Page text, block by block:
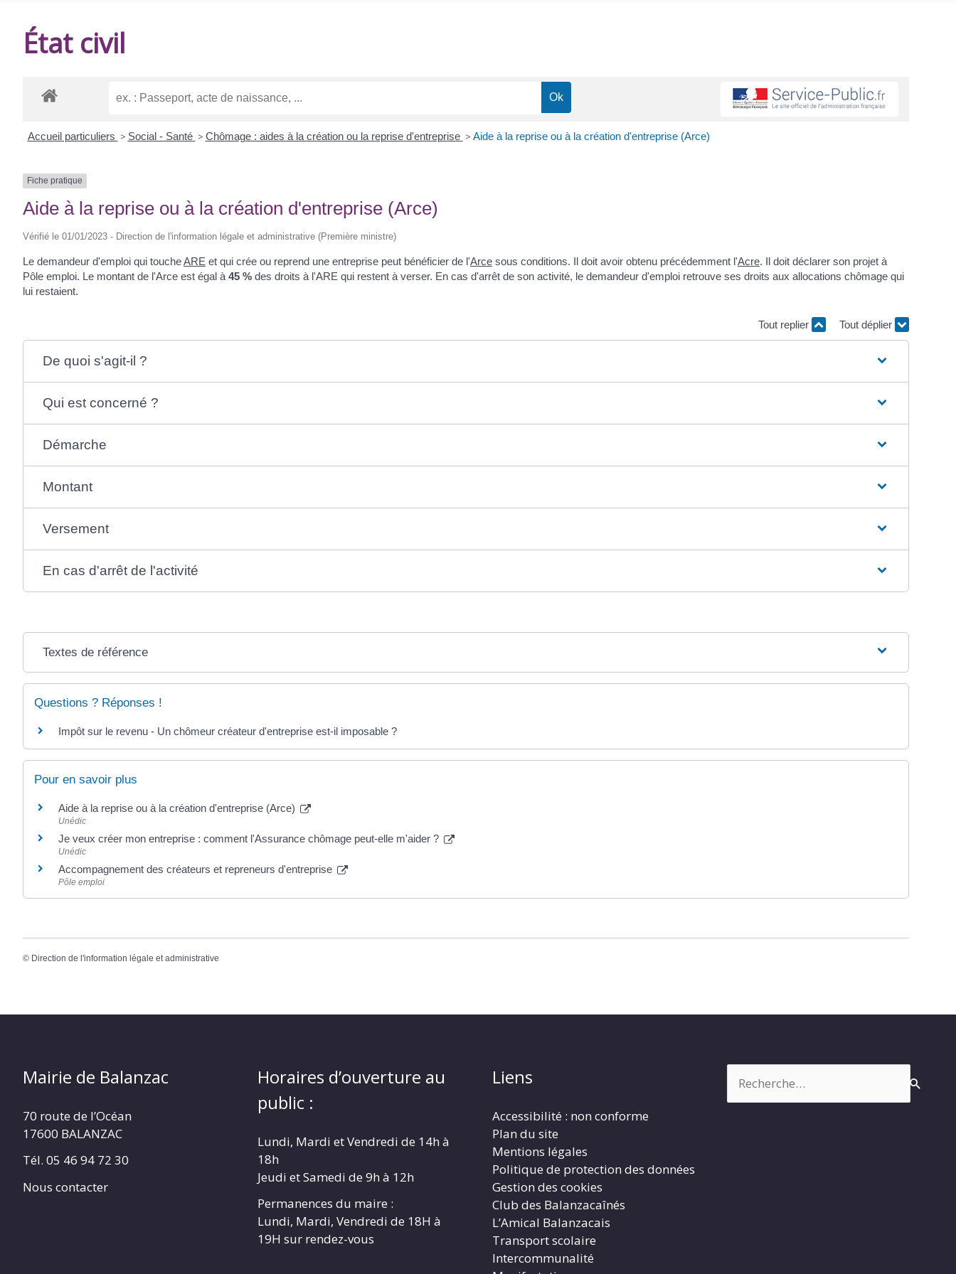
État civil
Accueil particuliers > Social - Santé > Chômage : aides à la création ou la reprise d'entreprise > Aide à la reprise ou à la création d'entreprise (Arce)
Fiche pratique
Aide à la reprise ou à la création d'entreprise (Arce)
Vérifié le 01/01/2023 - Direction de l'information légale et administrative (Première ministre)
Le demandeur d'emploi qui toucheARE et qui crée ou reprend une entreprise peut bénéficier de l'Arce sous conditions. Il doit avoir obtenu précédemment l'Acre. Il doit déclarer son projet à
Pôle emploi. Le montant de l'Arce est égal à 45 % des droits à l'ARE qui restent à verser. En cas d'arrêt de son activité, le demandeur d'emploi retrouve ses droits aux allocations chômage qui
lui restaient.
Tout replier Tout déplier
De quoi s'agit-il ?
Qui est concerné ?
Démarche
Montant
Versement
En cas d'arrêt de l'activité
Textes de référence
Questions ? Réponses !
Impôt sur le revenu - Un chômeur créateur d'entreprise est-il imposable ?
Pour en savoir plus
Aide à la reprise ou à la création d'entreprise (Arce)
Unédic
Je veux créer mon entreprise : comment l'Assurance chômage peut-elle m'aider ?
Unédic
Accompagnement des créateurs et repreneurs d'entreprise
Pôle emploi
© Direction de l'information légale et administrative
Mairie de Balanzac
70 route de l’Océan
17600 BALANZAC
Tél. 05 46 94 72 30
Nous contacter
Horaires d’ouverture au
public :
Lundi, Mardi et Vendredi de 14h à
18h
Jeudi et Samedi de 9h à 12h
Permanences du maire :
Lundi, Mardi, Vendredi de 18H à
19H sur rendez-vous
Liens
Accessibilité : non conforme
Plan du site
Mentions légales
Politique de protection des données
Gestion des cookies
Club des Balanzacaînés
L’Amical Balanzacais
Transport scolaire
Intercommunalité